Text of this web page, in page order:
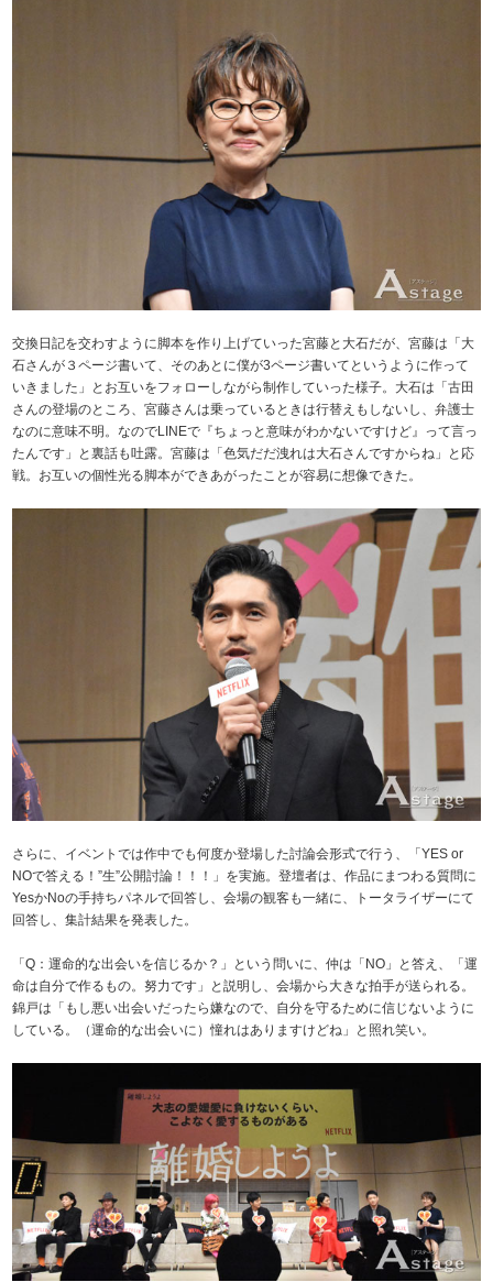
交換日記を交わすように脚本を作り上げていった宮藤と大石だが、宮藤は「大
石さんが３ページ書いて、そのあとに僕が3ページ書いてというように作って
いきました」とお互いをフォローしながら制作していった様子。大石は「古田
さんの登場のところ、宮藤さんは乗っているときは行替えもしないし、弁護士
なのに意味不明。なのでLINEで『ちょっと意味がわかないですけど』って言っ
たんです」と裏話も吐露。宮藤は「色気だだ洩れは大石さんですからね」と応
戦。お互いの個性光る脚本ができあがったことが容易に想像できた。
さらに、イベントでは作中でも何度か登場した討論会形式で行う、「YES or
NOで答える！”生”公開討論！！！」を実施。登壇者は、作品にまつわる質問に
YesかNoの手持ちパネルで回答し、会場の観客も一緒に、トータライザーにて
回答し、集計結果を発表した。
「Q：運命的な出会いを信じるか？」という問いに、仲は「NO」と答え、「運
命は自分で作るもの。努力です」と説明し、会場から大きな拍手が送られる。
錦戸は「もし悪い出会いだったら嫌なので、自分を守るために信じないように
している。（運命的な出会いに）憧れはありますけどね」と照れ笑い。